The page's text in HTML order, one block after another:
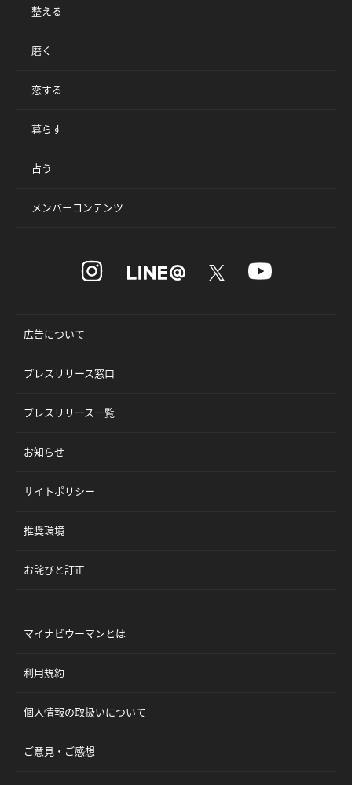
整える
磨く
恋する
暮らす
占う
メンバーコンテンツ
広告について
プレスリリース窓口
プレスリリース一覧
お知らせ
サイトポリシー
推奨環境
お詫びと訂正
マイナビウーマンとは
利用規約
個人情報の取扱いについて
ご意見・ご感想